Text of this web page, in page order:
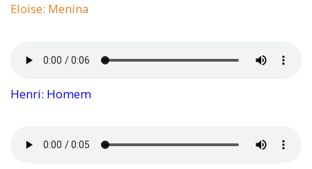
Eloise: Menina
Henri: Homem